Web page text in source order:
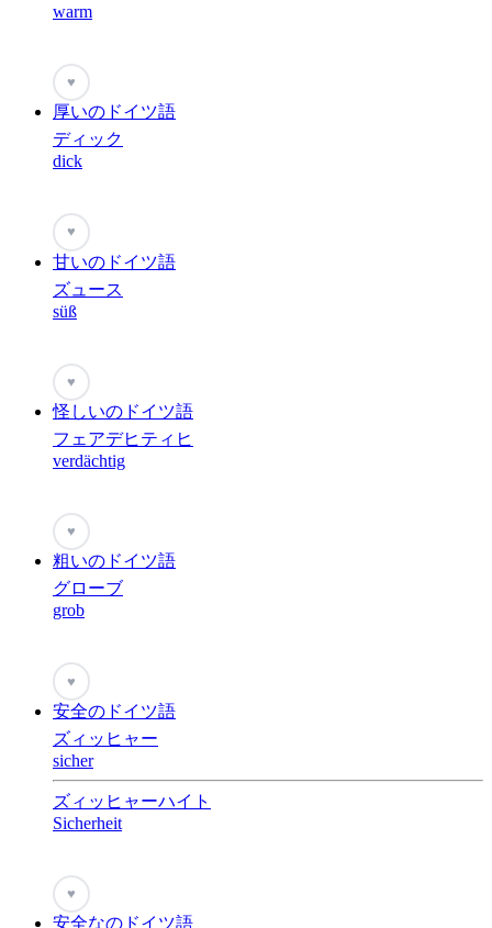
warm
♥
厚いのドイツ語
ディック
dick
♥
甘いのドイツ語
ズュース
süß
♥
怪しいのドイツ語
フェアデヒティヒ
verdächtig
♥
粗いのドイツ語
グローブ
grob
♥
安全のドイツ語
ズィッヒャー
sicher
ズィッヒャーハイト
Sicherheit
♥
安全なのドイツ語